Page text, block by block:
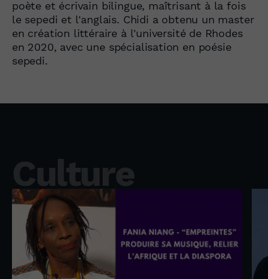
poète et écrivain bilingue, maîtrisant à la fois
le sepedi et l'anglais. Chidi a obtenu un master
en création littéraire à l'université de Rhodes
en 2020, avec une spécialisation en poésie
sepedi.
Culture